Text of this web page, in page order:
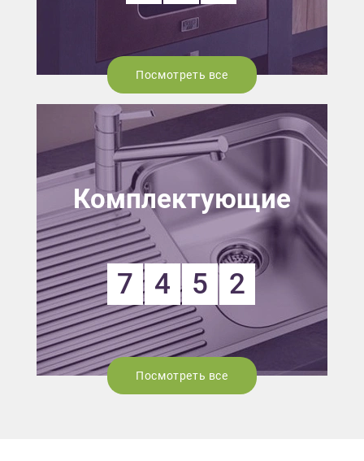
Посмотреть все
Комплектующие
7 4 5 2
Посмотреть все